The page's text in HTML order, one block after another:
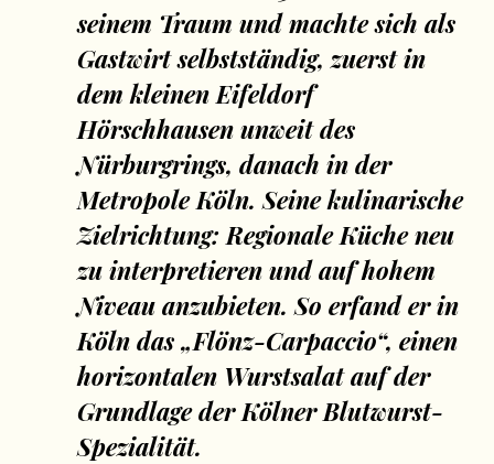
seinem Traum und machte sich als
Gastwirt selbstständig, zuerst in
dem kleinen Eifeldorf
Hörschhausen unweit des
Nürburgrings, danach in der
Metropole Köln. Seine kulinarische
Zielrichtung: Regionale Küche neu
zu interpretieren und auf hohem
Niveau anzubieten. So erfand er in
Köln das „Flönz-Carpaccio“, einen
horizontalen Wurstsalat auf der
Grundlage der Kölner Blutwurst-
Spezialität.